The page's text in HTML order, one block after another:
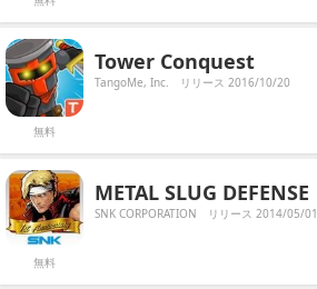
無料
Tower Conquest
TangoMe, Inc. リリース 2016/10/20
無料
METAL SLUG DEFENSE
SNK CORPORATION リリース 2014/05/01